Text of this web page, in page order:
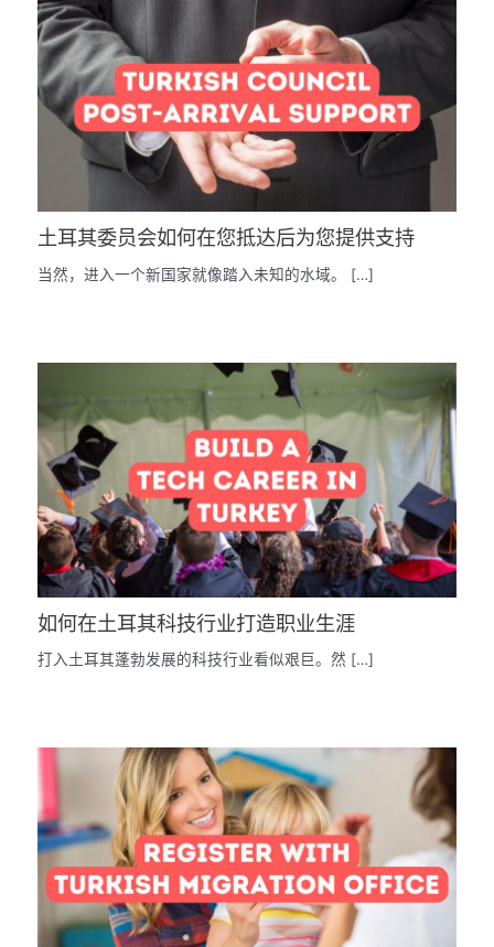
土耳其委员会如何在您抵达后为您提供支持
当然，进入一个新国家就像踏入未知的水域。 […]
如何在土耳其科技行业打造职业生涯
打入土耳其蓬勃发展的科技行业看似艰巨。然 […]